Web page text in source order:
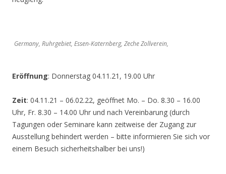
Germany, Ruhrgebiet, Essen-Katernberg, Zeche Zollverein,
Eröffnung: Donnerstag 04.11.21, 19.00 Uhr
Zeit: 04.11.21 – 06.02.22, geöffnet Mo. – Do. 8.30 – 16.00
Uhr, Fr. 8.30 – 14.00 Uhr und nach Vereinbarung (durch
Tagungen oder Seminare kann zeitweise der Zugang zur
Ausstellung behindert werden – bitte informieren Sie sich vor
einem Besuch sicherheitshalber bei uns!)